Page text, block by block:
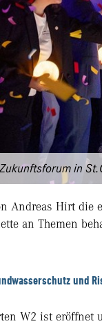
in
Andreas Hirt die
an Themen
und
W2 ist eröffnet